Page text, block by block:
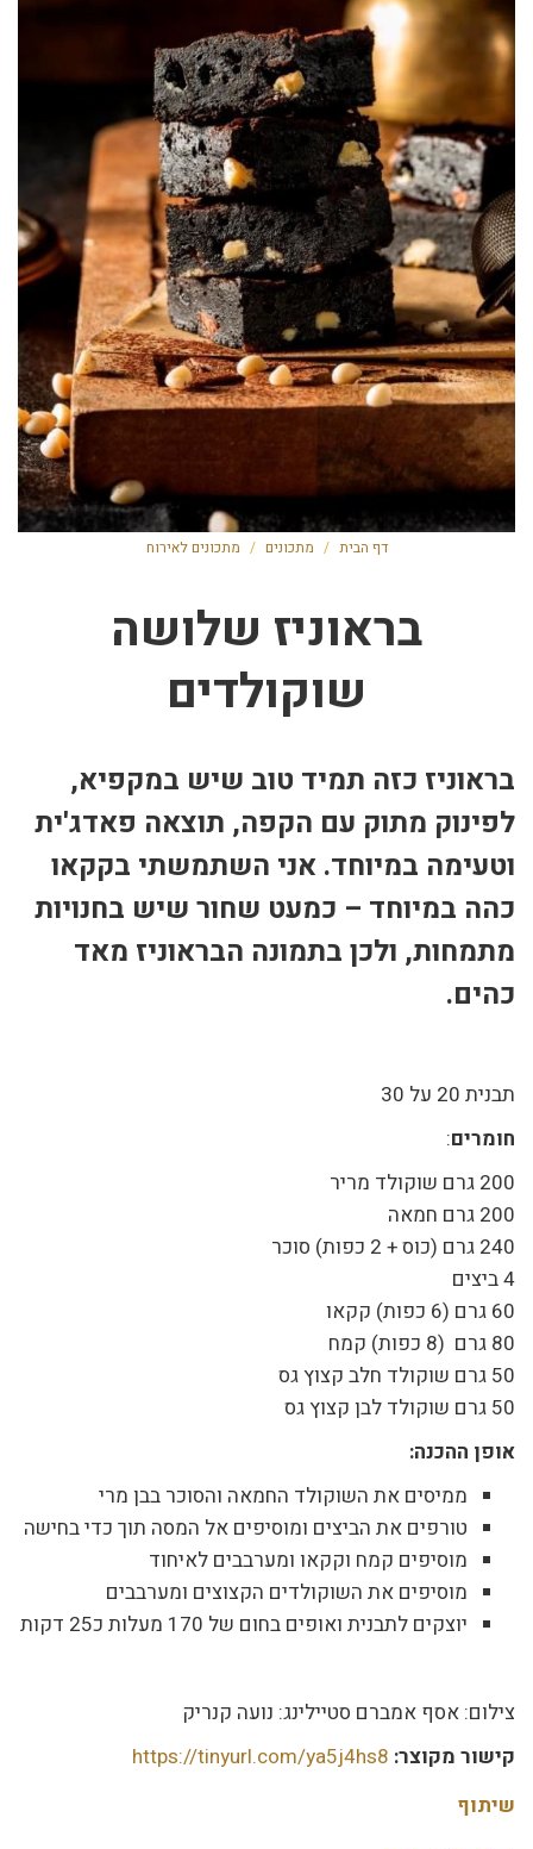
דף הבית / מתכונים / מתכונים לאירוח
בראוניז שלושה
שוקולדים
בראוניז כזה תמיד טוב שיש במקפיא,
לפינוק מתוק עם הקפה, תוצאה פאדג'ית
וטעימה במיוחד. אני השתמשתי בקקאו
כהה במיוחד – כמעט שחור שיש בחנויות
מתמחות, ולכן בתמונה הבראוניז מאד
כהים.
תבנית 20 על 30
חומרים:
200 גרם שוקולד מריר
200 גרם חמאה
240 גרם (כוס + 2 כפות) סוכר
4 ביצים
60 גרם (6 כפות) קקאו
80 גרם (8 כפות) קמח
50 גרם שוקולד חלב קצוץ גס
50 גרם שוקולד לבן קצוץ גס
אופן ההכנה:
ממיסים את השוקולד החמאה והסוכר בבן מרי
טורפים את הביצים ומוסיפים אל המסה תוך כדי בחישה
מוסיפים קמח וקקאו ומערבבים לאיחוד
מוסיפים את השוקולדים הקצוצים ומערבבים
יוצקים לתבנית ואופים בחום של 170 מעלות כ25 דקות
צילום: אסף אמברם סטיילינג: נועה קנריק
קישור מקוצר: https://tinyurl.com/ya5j4hs8
שיתוף